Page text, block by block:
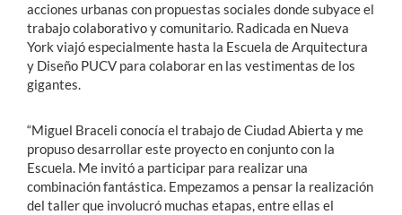
acciones urbanas con propuestas sociales donde subyace el
trabajo colaborativo y comunitario. Radicada en Nueva
York viajó especialmente hasta la Escuela de Arquitectura
y Diseño PUCV para colaborar en las vestimentas de los
gigantes.
“Miguel Braceli conocía el trabajo de Ciudad Abierta y me
propuso desarrollar este proyecto en conjunto con la
Escuela. Me invitó a participar para realizar una
combinación fantástica. Empezamos a pensar la realización
del taller que involucró muchas etapas, entre ellas el